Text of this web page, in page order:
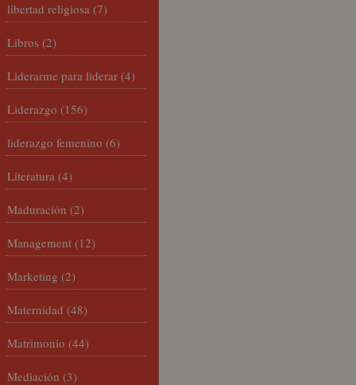
libertad religiosa (7)
Libros (2)
Liderarme para liderar (4)
Liderazgo (156)
liderazgo femenino (6)
Literatura (4)
Maduración (2)
Management (12)
Marketing (2)
Maternidad (48)
Matrimonio (44)
Mediación (3)